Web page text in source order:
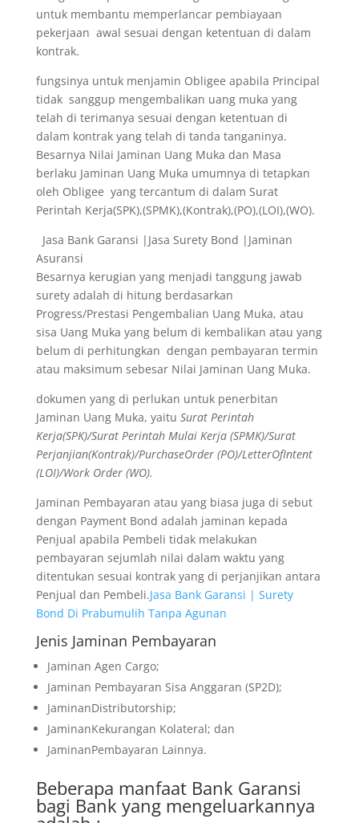
untuk membantu memperlancar pembiayaan
pekerjaan awal sesuai dengan ketentuan di dalam
kontrak.
fungsinya untuk menjamin Obligee apabila Principal
tidak sanggup mengembalikan uang muka yang
telah di terimanya sesuai dengan ketentuan di
dalam kontrak yang telah di tanda tanganinya.
Besarnya Nilai Jaminan Uang Muka dan Masa
berlaku Jaminan Uang Muka umumnya di tetapkan
oleh Obligee yang tercantum di dalam Surat
Perintah Kerja(SPK),(SPMK),(Kontrak),(PO),(LOI),(WO).
Jasa Bank Garansi |Jasa Surety Bond |Jaminan
Asuransi
Besarnya kerugian yang menjadi tanggung jawab
surety adalah di hitung berdasarkan
Progress/Prestasi Pengembalian Uang Muka, atau
sisa Uang Muka yang belum di kembalikan atau yang
belum di perhitungkan dengan pembayaran termin
atau maksimum sebesar Nilai Jaminan Uang Muka.
dokumen yang di perlukan untuk penerbitan
Jaminan Uang Muka, yaitu Surat Perintah
Kerja(SPK)/Surat Perintah Mulai Kerja (SPMK)/Surat
Perjanjian(Kontrak)/PurchaseOrder (PO)/LetterOfIntent
(LOI)/Work Order (WO).
Jaminan Pembayaran atau yang biasa juga di sebut
dengan Payment Bond adalah jaminan kepada
Penjual apabila Pembeli tidak melakukan
pembayaran sejumlah nilai dalam waktu yang
ditentukan sesuai kontrak yang di perjanjikan antara
Penjual dan Pembeli.Jasa Bank Garansi | Surety
Bond Di Prabumulih Tanpa Agunan
Jenis Jaminan Pembayaran
Jaminan Agen Cargo;
Jaminan Pembayaran Sisa Anggaran (SP2D);
JaminanDistributorship;
JaminanKekurangan Kolateral; dan
JaminanPembayaran Lainnya.
Beberapa manfaat Bank Garansi
bagi Bank yang mengeluarkannya